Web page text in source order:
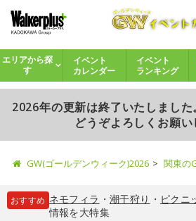
エリアから探
す
イベント
カレンダー
イベント
ランキング
2026年の更新は終了いたしまし
どうぞよろしくお願い
GW(ゴールデンウィーク)2026 関東の
おすすめ ネモフィラ ・ 潮干狩り ・ ピクニ
情報を大特集